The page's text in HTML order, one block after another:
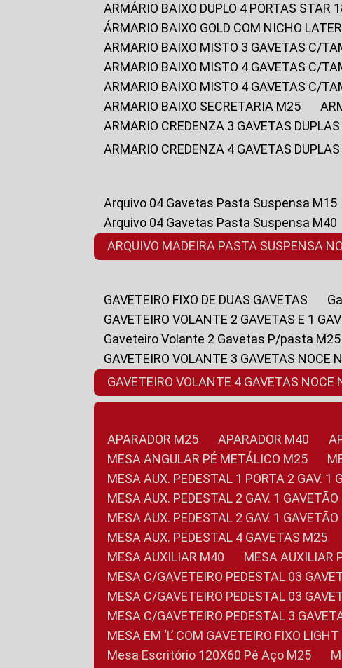
ARMÁRIO BAIXO DUPLO 4 PORTAS STAR
ÁRMARIO BAIXO GOLD COM NICHO
ARMARIO BAIXO MISTO 3 GAVETAS C/
ARMARIO BAIXO MISTO 4 GAVETAS C/
ARMARIO BAIXO MISTO 4 GAVETAS C/
ARMARIO BAIXO SECRETARIA M25
ARMARIO CREDENZA 3 GAVETAS
ARMARIO CREDENZA 4 GAVETAS
Arquivo 04 Gavetas Pasta Suspensa M15
Arquivo 04 Gavetas Pasta Suspensa M40
ARQUIVO MADEIRA PASTA SUSPENSA
GAVETEIRO FIXO DE DUAS GAVETAS
GAVETEIRO VOLANTE 2 GAVETAS E 1
Gaveteiro Volante 2 Gavetas P/pasta M25
GAVETEIRO VOLANTE 3 GAVETAS NOCE
GAVETEIRO VOLANTE 4 GAVETAS NOCE
APARADOR M25
APARADOR M40
MESA ANGULAR PÉ METÁLICO M25
MESA AUX. PEDESTAL 1 PORTA 2 GAV. 1
MESA AUX. PEDESTAL 2 GAV. 1
MESA AUX. PEDESTAL 2 GAV. 1
MESA AUX. PEDESTAL 4 GAVETAS M25
MESA AUXILIAR M40
MESA
MESA C/GAVETEIRO PEDESTAL 03
MESA C/GAVETEIRO PEDESTAL 03
MESA C/GAVETEIRO PEDESTAL 3
MESA EM ‘L’ COM GAVETEIRO FIXO LIGHT
Mesa Escritório 120X60 Pé Aço M25